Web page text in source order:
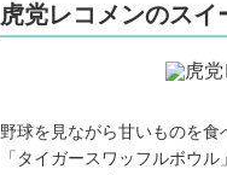
虎党レコメンのスイ
野球を見ながら甘いものを
「タイガースワッフルボウ